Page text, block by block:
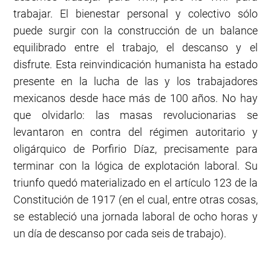
trabajar. El bienestar personal y colectivo sólo
puede surgir con la construcción de un balance
equilibrado entre el trabajo, el descanso y el
disfrute. Esta reinvindicación humanista ha estado
presente en la lucha de las y los trabajadores
mexicanos desde hace más de 100 años. No hay
que olvidarlo: las masas revolucionarias se
levantaron en contra del régimen autoritario y
oligárquico de Porfirio Díaz, precisamente para
terminar con la lógica de explotación laboral. Su
triunfo quedó materializado en el artículo 123 de la
Constitución de 1917 (en el cual, entre otras cosas,
se estableció una jornada laboral de ocho horas y
un día de descanso por cada seis de trabajo).